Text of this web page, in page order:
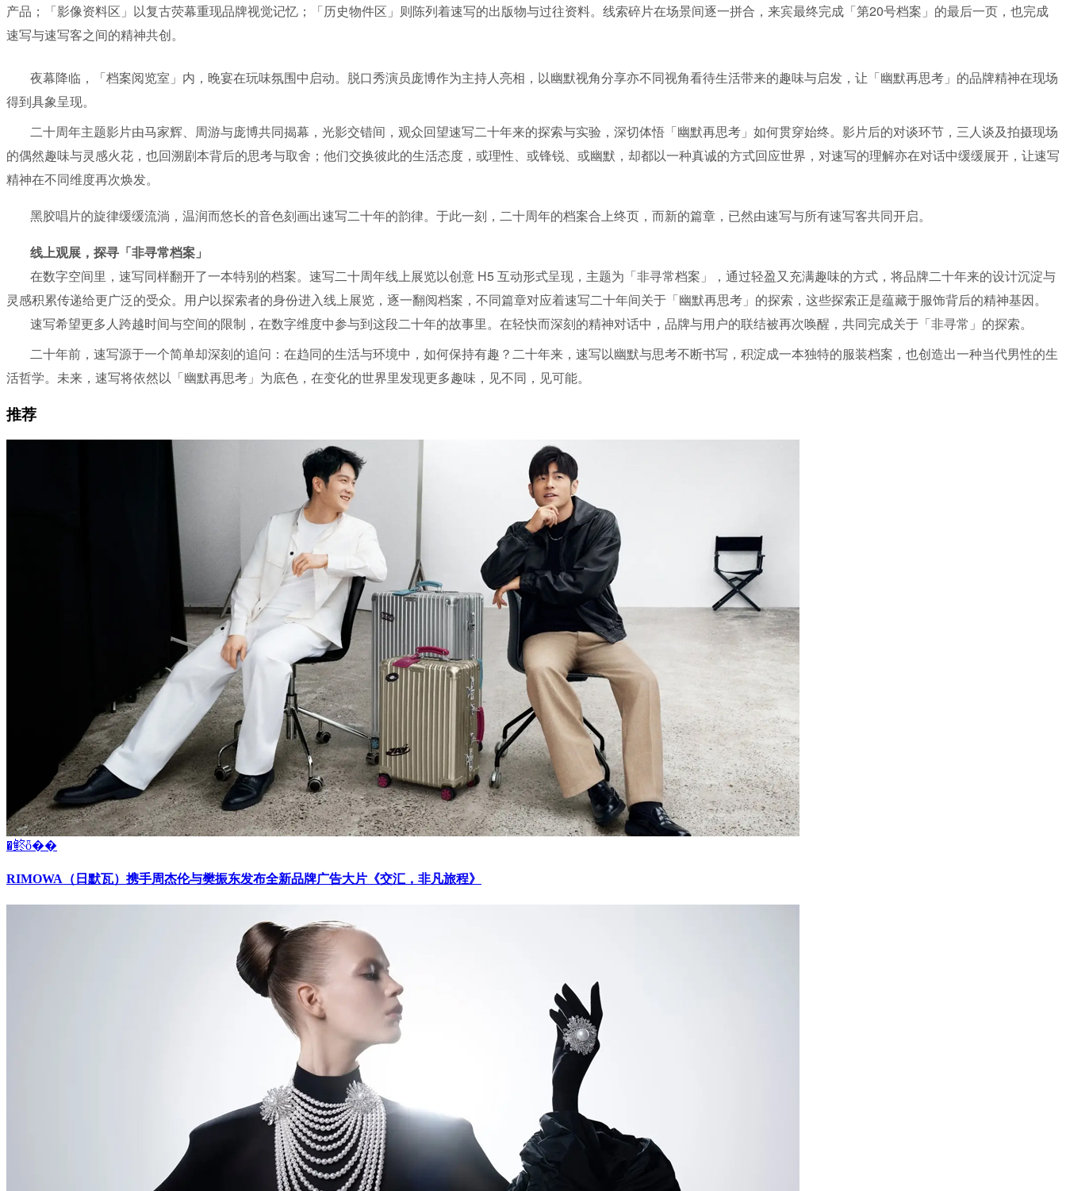
产品；「影像资料区」以复古荧幕重现品牌视觉记忆；「历史物件区」则陈列着速写的出版物与过往资料。线索碎片在场景间逐一拼合，来宾最终完成「第20号档案」的最后一页，也完成
速写与速写客之间的精神共创。
夜幕降临，「档案阅览室」内，晚宴在玩味氛围中启动。脱口秀演员庞博作为主持人亮相，以幽默视角分享亦不同视角看待生活带来的趣味与启发，让「幽默再思考」的品牌精神在现场
得到具象呈现。
二十周年主题影片由马家辉、周游与庞博共同揭幕，光影交错间，观众回望速写二十年来的探索与实验，深切体悟「幽默再思考」如何贯穿始终。影片后的对谈环节，三人谈及拍摄现场
的偶然趣味与灵感火花，也回溯剧本背后的思考与取舍；他们交换彼此的生活态度，或理性、或锋锐、或幽默，却都以一种真诚的方式回应世界，对速写的理解亦在对话中缓缓展开，让速写
精神在不同维度再次焕发。
黑胶唱片的旋律缓缓流淌，温润而悠长的音色刻画出速写二十年的韵律。于此一刻，二十周年的档案合上终页，而新的篇章，已然由速写与所有速写客共同开启。
线上观展，探寻「非寻常档案」
在数字空间里，速写同样翻开了一本特别的档案。速写二十周年线上展览以创意 H5 互动形式呈现，主题为「非寻常档案」，通过轻盈又充满趣味的方式，将品牌二十年来的设计沉淀与
灵感积累传递给更广泛的受众。用户以探索者的身份进入线上展览，逐一翻阅档案，不同篇章对应着速写二十年间关于「幽默再思考」的探索，这些探索正是蕴藏于服饰背后的精神基因。
速写希望更多人跨越时间与空间的限制，在数字维度中参与到这段二十年的故事里。在轻快而深刻的精神对话中，品牌与用户的联结被再次唤醒，共同完成关于「非寻常」的探索。
二十年前，速写源于一个简单却深刻的追问：在趋同的生活与环境中，如何保持有趣？二十年来，速写以幽默与思考不断书写，积淀成一本独特的服装档案，也创造出一种当代男性的生
活哲学。未来，速写将依然以「幽默再思考」为底色，在变化的世界里发现更多趣味，见不同，见可能。
推荐
�鿴ȫ��
RIMOWA（日默瓦）携手周杰伦与樊振东发布全新品牌广告大片《交汇，非凡旅程》